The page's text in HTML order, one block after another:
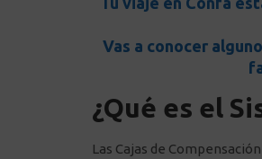
Vas a conocer
¿Qué es el
Las Cajas de